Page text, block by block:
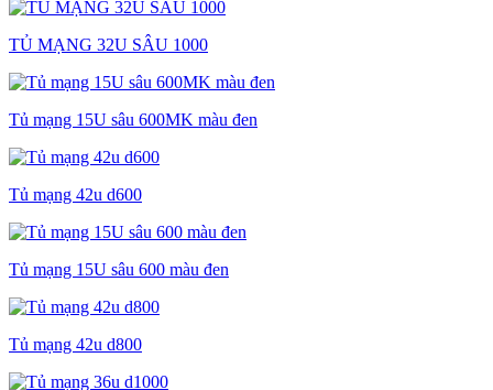
TỦ MẠNG 32U SÂU 1000
Tủ mạng 15U sâu 600MK màu đen
Tủ mạng 42u d600
Tủ mạng 15U sâu 600 màu đen
Tủ mạng 42u d800